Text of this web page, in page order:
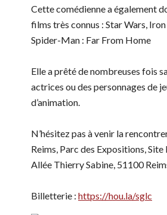
Cette comédienne a également
films très connus : Star Wars,
Spider-Man : Far From Home
Elle a prêté de nombreuses fois
actrices ou des personnages de
d’animation.
N’hésitez pas à venir la
Reims, Parc des Expositions, Site
Allée Thierry Sabine, 51100
Billetterie : https://hou.la/sglc